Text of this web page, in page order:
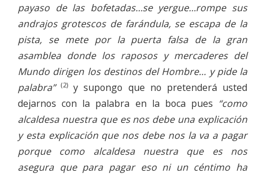
payaso de las bofetadas…se yergue…rompe sus
andrajos grotescos de farándula, se escapa de la
pista, se mete por la puerta falsa de la gran
asamblea donde los raposos y mercaderes del
Mundo dirigen los destinos del Hombre… y pide la
palabra”
(2) y supongo que no pretenderá usted
dejarnos con la palabra en la boca pues “como
alcaldesa nuestra que es nos debe una explicación
y esta explicación que nos debe nos la va a pagar
porque como alcaldesa nuestra que es nos
asegura que para pagar eso ni un céntimo ha